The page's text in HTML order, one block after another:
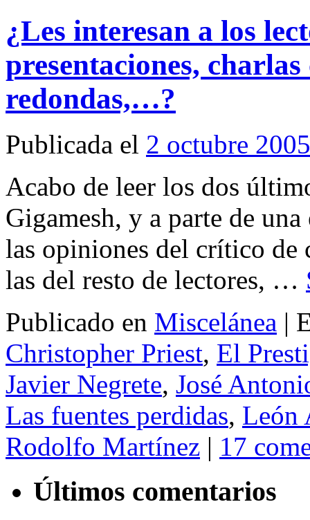
¿Les interesan a los
presentaciones,
redondas,…?
Publicada el 2 octubre 2005
Acabo de leer los dos
Gigamesh, y a parte de
las opiniones del crítico de
las del resto de lectores, …
Publicado en Miscelánea |
Christopher Priest, El
Javier Negrete, José
Las fuentes perdidas, León
Rodolfo Martínez | 17
Últimos comentarios